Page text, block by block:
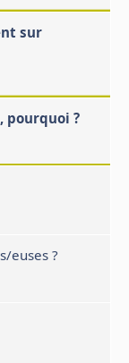
sur
pourquoi ?
euses ?